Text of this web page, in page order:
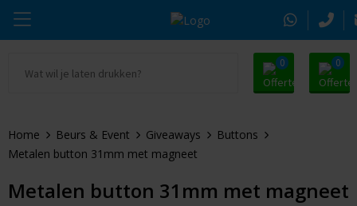
0 0
Drinkwaren
Alle promosnoepje
Zomer
Thule
Home Beurs & Event Giveaways
Buttons
Metalen button 31mm met magneet
Metalen button 31mm met magneet